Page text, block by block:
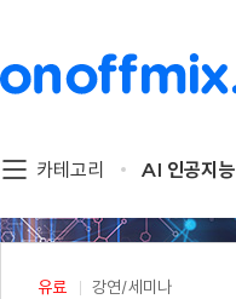
카테고리 AI 인공지능
유료 강연/세미나